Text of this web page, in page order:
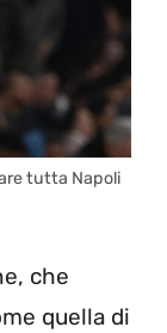
tutta Napoli
che
quella di